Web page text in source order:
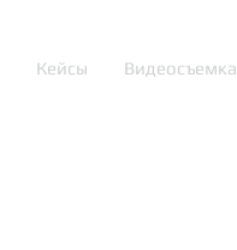
Кейсы Видеосъемка